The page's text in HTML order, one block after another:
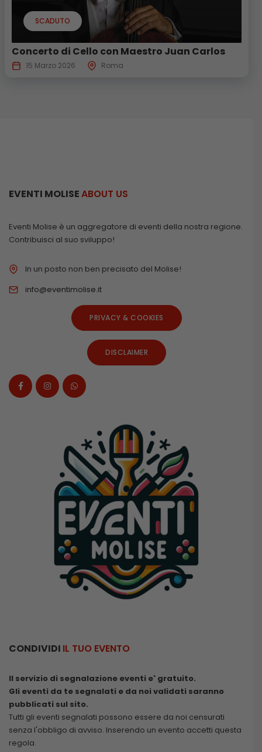
SCADUTO
Concerto di Cello con Maestro Juan Carlos
15 Marzo 2026 Roma
EVENTI MOLISEABOUT US
Eventi Molise è un aggregatore di eventi della nostra regione.
Contribuisci al suo sviluppo!
In un posto non ben precisato del Molise!
info@eventimolise.it
PRIVACY & COOKIES
DISCLAIMER
CONDIVIDI IL TUO EVENTO
Il servizio di segnalazione eventi e' gratuito.
Gli eventi da te segnalati e da noi validati saranno
pubblicati sul sito.
Tutti gli eventi segnalati possono essere da noi censurati
senza l'obbligo di avviso. Inserendo un evento accetti questa
regola.